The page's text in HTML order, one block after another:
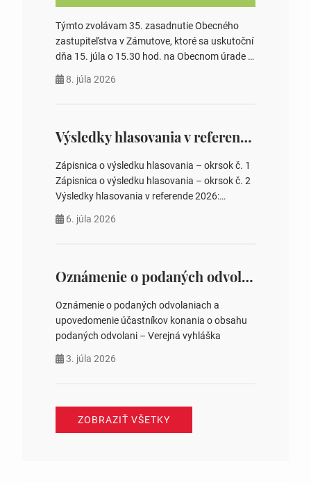
Týmto zvolávam 35. zasadnutie Obecného
zastupiteľstva v Zámutove, ktoré sa uskutoční
dňa 15. júla o 15.30 hod. na Obecnom úrade v
rokovania 2. Schválenie návrhovej komisie a
zastupiteľstiev, počtu poslancov obecných
zastupiteľstiev v nich 4. Schválenie odpredaja
obecného pozemku –…
8. júla 2026
Výsledky hlasovania v referende 2026
Zápisnica o výsledku hlasovania – okrsok č. 1
Zápisnica o výsledku hlasovania – okrsok č. 2
Výsledky hlasovania v referende 2026:
na hlasovaní https://www.volbysr.sk/…
6. júla 2026
Oznámenie o podaných odvolaniach a upovedomenie účastníkov konania o obsahu podaných odvolani – Verejná vyhláška
Oznámenie o podaných odvolaniach a
upovedomenie účastníkov konania o obsahu
podaných odvolani – Verejná vyhláška
3. júla 2026
ZOBRAZIŤ VŠETKY